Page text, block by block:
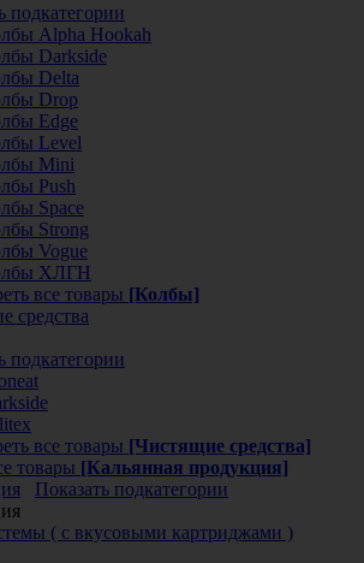
подкатегории
Alpha Hookah
Darkside
Delta
Drop
Edge
Level
Mini
Push
Space
Strong
Vogue
ХЛГН
все товары [Колбы]
средства
подкатегории
все товары [Чистящие средства]
товары [Кальянная продукция]
Показать подкатегории
( с вкусовыми картриджами )